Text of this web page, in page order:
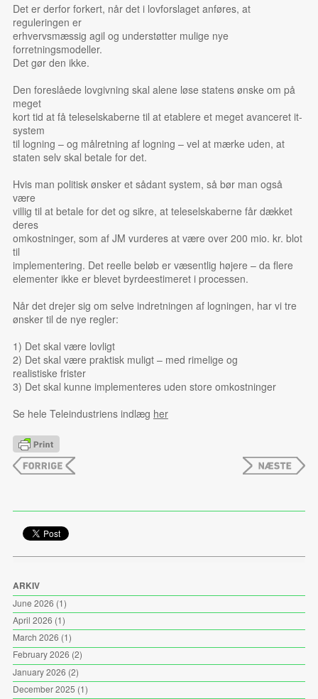
Det er derfor forkert, når det i lovforslaget anføres, at
reguleringen er
erhvervsmæssig agil og understøtter mulige nye
forretningsmodeller.
Det gør den ikke.
Den foreslåede lovgivning skal alene løse statens ønske om på
meget
kort tid at få teleselskaberne til at etablere et meget avanceret it-
system
til logning – og målretning af logning – vel at mærke uden, at
staten selv skal betale for det.
Hvis man politisk ønsker et sådant system, så bør man også
være
villig til at betale for det og sikre, at teleselskaberne får dækket
deres
omkostninger, som af JM vurderes at være over 200 mio. kr. blot
til
implementering. Det reelle beløb er væsentlig højere – da flere
elementer ikke er blevet byrdeestimeret i processen.
Når det drejer sig om selve indretningen af logningen, har vi tre
ønsker til de nye regler:
1) Det skal være lovligt
2) Det skal være praktisk muligt – med rimelige og
realistiske frister
3) Det skal kunne implementeres uden store omkostninger
Se hele Teleindustriens indlæg her
ARKIV
June 2026 (1)
April 2026 (1)
March 2026 (1)
February 2026 (2)
January 2026 (2)
December 2025 (1)